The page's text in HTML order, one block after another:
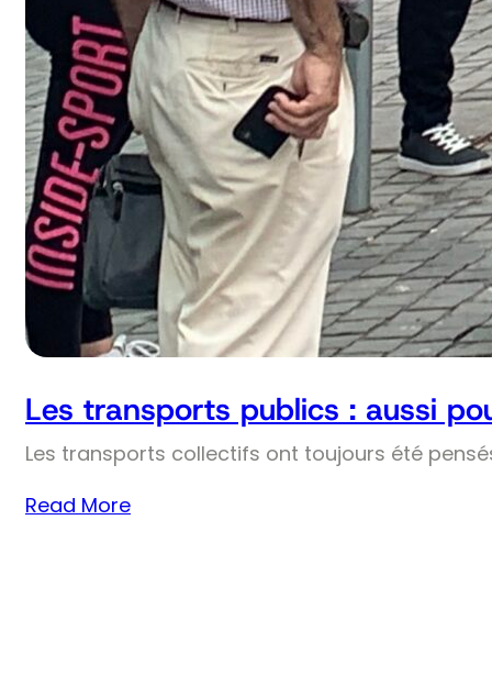
Les transports publics : aussi
Les transports collectifs ont toujours été
Read More